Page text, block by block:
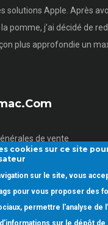
solutions Apple. Après
pomme, j’ai décidé de
plus approfondie un
de vente
données personnelles
cookies sur ce site
sur le site, vous
pour vous proposer des
permettre l'analyse de
sur le dépôt